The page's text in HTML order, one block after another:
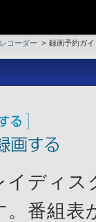
コーダー > 録画予約ガイ
イディス
。番組表